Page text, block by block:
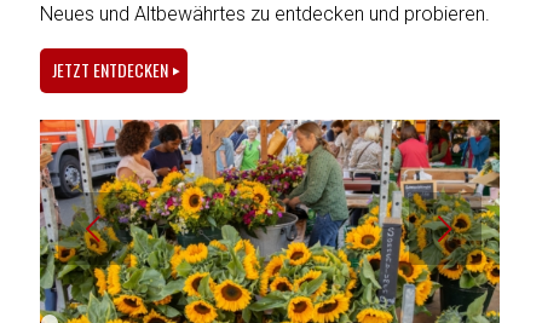
Neues und Altbewährtes zu entdecken und probieren.
JETZT ENTDECKEN
Weiter